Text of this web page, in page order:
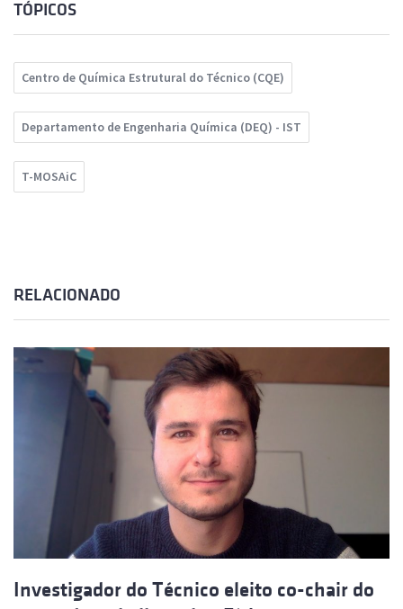
TÓPICOS
Centro de Química Estrutural do Técnico (CQE)
Departamento de Engenharia Química (DEQ) - IST
T-MOSAiC
RELACIONADO
Investigador do Técnico eleito co-chair do